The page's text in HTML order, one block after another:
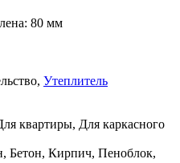
80 мм
Утеплитель
квартиры, Для каркасного
Бетон, Кирпич, Пеноблок,